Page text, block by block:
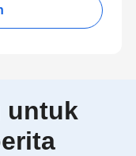
untuk